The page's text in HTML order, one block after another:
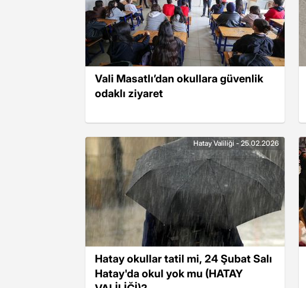
Vali Masatlı’dan okullara güvenlik
odaklı ziyaret
Hatay okullar tatil mi, 24 Şubat Salı
Hatay'da okul yok mu (HATAY
Hatay Valiliği - 25.02.2026